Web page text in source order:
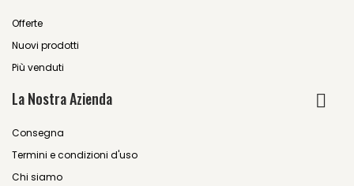
Offerte
Nuovi prodotti
Più venduti
La Nostra Azienda
Consegna
Termini e condizioni d'uso
Chi siamo